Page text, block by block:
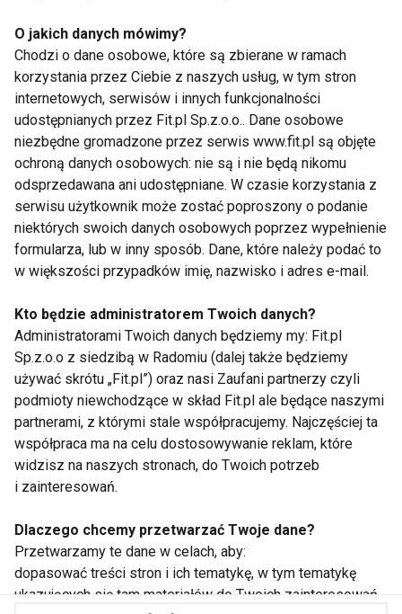
Zapisz się do naszego newslettera
Wyrażam zgodę na otrzymywanie informacji
handlowej drogą elektroniczną na podany adres e-mail
przez FIT.PL. Więcej informacji znajdziesz w Polityce
Prywatności.
ZAPISZ SIĘ
WSPÓŁPRACA
REDAKCJA
PRYWATNOŚĆ
Newsletter
O jakich danych mówimy?
Chodzi o dane osobowe, które są zbierane w ramach
korzystania przez Ciebie z naszych usług, w tym stron
internetowych, serwisów i innych funkcjonalności
udostępnianych przez Fit.pl Sp.z.o.o.. Dane osobowe
niezbędne gromadzone przez serwis www.fit.pl są objęte
ochroną danych osobowych: nie są i nie będą nikomu
odsprzedawana ani udostępniane. W czasie korzystania z
serwisu użytkownik może zostać poproszony o podanie
niektórych swoich danych osobowych poprzez wypełnienie
formularza, lub w inny sposób. Dane, które należy podać to
w większości przypadków imię, nazwisko i adres e-mail.
Kto będzie administratorem Twoich danych?
Administratorami Twoich danych będziemy my: Fit.pl
Sp.z.o.o z siedzibą w Radomiu (dalej także będziemy
używać skrótu „Fit.pl”) oraz nasi Zaufani partnerzy czyli
podmioty niewchodzące w skład Fit.pl ale będące naszymi
partnerami, z którymi stale współpracujemy. Najczęściej ta
współpraca ma na celu dostosowywanie reklam, które
widzisz na naszych stronach, do Twoich potrzeb
i zainteresowań.
Dlaczego chcemy przetwarzać Twoje dane?
Przetwarzamy te dane w celach, aby:
dopasować treści stron i ich tematykę, w tym tematykę
ukazujących się tam materiałów do Twoich zainteresowań